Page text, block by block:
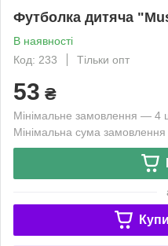
Футболка дитяча
В наявності
Код: 233
Тільки опт
53 ₴
Мінімальне замовлення — 4
Мінімальна сума